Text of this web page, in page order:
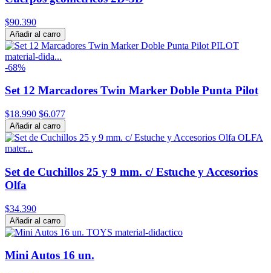
$90.390
Añadir al carro
-68%
Set 12 Marcadores Twin Marker Doble Punta Pilot
$18.990 $6.077
Añadir al carro
Set de Cuchillos 25 y 9 mm. c/ Estuche y Accesorios
Olfa
$34.390
Añadir al carro
Mini Autos 16 un.